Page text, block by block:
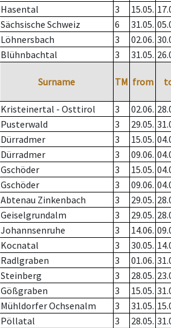
Hasental 3 15.05.
Sächsische Schweiz 6 31.05.
Löhnersbach 3 02.06.
Blühnbachtal 3 31.05.
Surname TM from
Kristeinertal - Osttirol 3 02.06.
Pusterwald 3 29.05.
Dürradmer 3 15.05.
Dürradmer 3 09.06.
Gschöder 3 15.05.
Gschöder 3 09.06.
Abtenau Zinkenbach 3 29.05.
Geiselgrundalm 3 29.05.
Johannsenruhe 3 14.06.
Kocnatal 3 30.05.
Radlgraben 3 01.06.
Steinberg 3 28.05.
Gößgraben 3 15.05.
Mühldorfer Ochsenalm 3 31.05.
Pöllatal 3 28.05.